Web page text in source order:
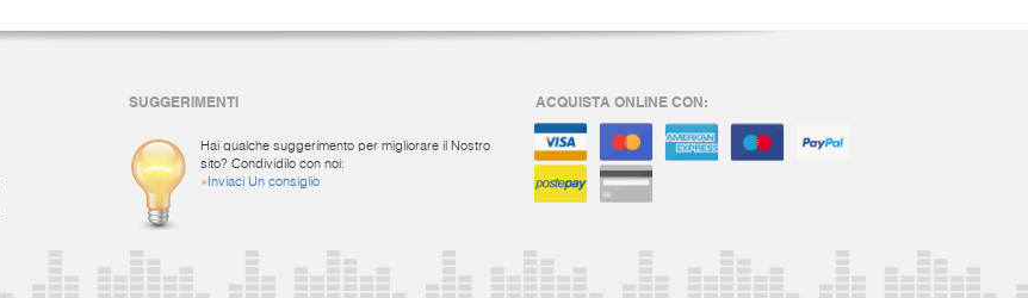
SUGGERIMENTI
Hai qualche suggerimento per migliorare il Nostro
sito? Condividilo con noi:
» Inviaci Un consiglio
ACQUISTA ONLINE CON: